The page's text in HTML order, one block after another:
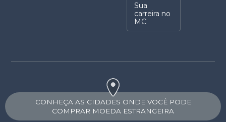
Sua
carreira no
MC
CONHEÇA AS CIDADES ONDE VOCÊ PODE
COMPRAR MOEDA ESTRANGEIRA